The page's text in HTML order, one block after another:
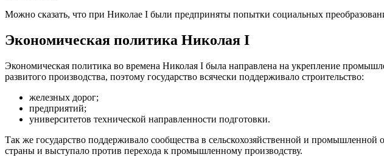
Можно сказать, что при Николае I были предприняты попытки социальных
Экономическая политика Николая I
Экономическая политика во времена Николая I была направлена на укрепление
развитого производства, поэтому государство всячески поддерживало строительство:
железных дорог;
предприятий;
университетов технической направленности подготовки.
Так же государство поддерживало сообщества в сельскохозяйственной и
страны и выступало против перехода к промышленному производству.